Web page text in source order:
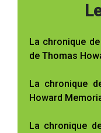
La chronique
de Thomas
La chronique
Howard
La chronique